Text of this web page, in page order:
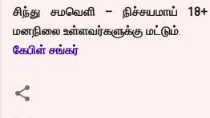
சிந்து சமவெளி – நிச்சயமாய் 18+
மனநிலை உள்ளவர்களுக்கு மட்டும்.
கேபிள் சங்கர்